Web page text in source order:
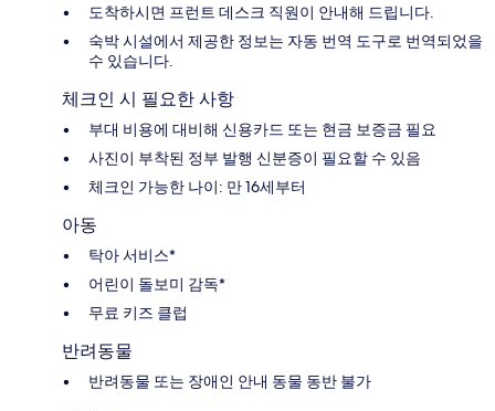
도착하시면 프런트 데스크 직원이 안내해 드립니다.
숙박 시설에서 제공한 정보는 자동 번역 도구로 번역되었을
수 있습니다.
체크인 시 필요한 사항
부대 비용에 대비해 신용카드 또는 현금 보증금 필요
사진이 부착된 정부 발행 신분증이 필요할 수 있음
체크인 가능한 나이: 만 16세부터
아동
탁아 서비스*
어린이 돌보미 감독*
무료 키즈 클럽
반려동물
반려동물 또는 장애인 안내 동물 동반 불가